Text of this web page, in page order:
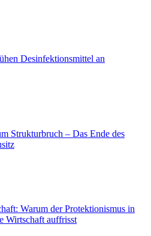
Desinfektionsmittel an
Strukturbruch – Das Ende des
Warum der Protektionismus in
Wirtschaft auffrisst